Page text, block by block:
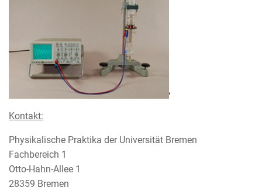
Kontakt:
Physikalische Praktika der Universität Bremen
Fachbereich 1
Otto-Hahn-Allee 1
28359 Bremen